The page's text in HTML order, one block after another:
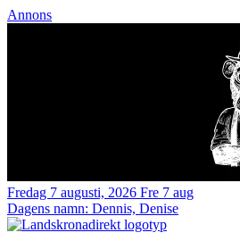
Annons
Fredag 7 augusti, 2026 Fre 7 aug
Dagens namn: Dennis, Denise